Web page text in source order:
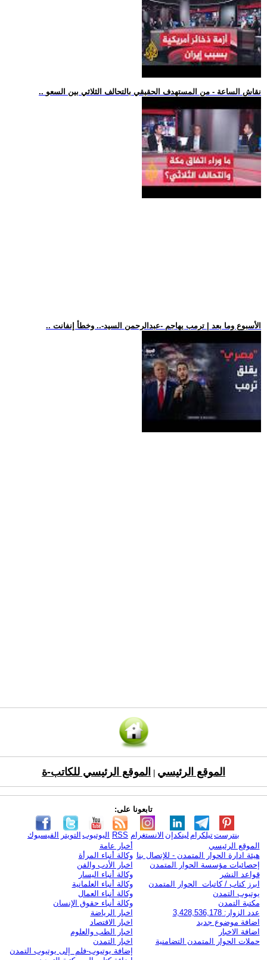
.. نقاش الساعة - من المستهدف الحقيقي بالتحالف الثلاثي بين السعو
.. الأسبوع وما بعد | ترمب يهاجم -عبدالرحمن السيد-.. وخطأ إنفانت
الموقع الرئيسي الموقع الرئيسي للكاتب-ة
تابعونا على:
الفيسبوك التويتر اليوتيوب RSS الانستغرام لينكدإن تيلكرامبنترست
الموقع الرئيسي
هيئة ادارة الحوار المتمدن - للإتصال بنا
إحصائيات مؤسسة الحوار المتمدن
قواعد النشر
ابرز كتاب / كاتبات الحوار المتمدن
يوتيوب التمدن
مكتبة التمدن
عدد الزوار: 3,428,536,178
اضافة موضوع جديد
اضافة الاخبار
حملات الحوار المتمدن التضامنية
أخبار عامة
وكالة أنباء المرأة
اخبار الأدب والفن
وكالة أنباء اليسار
وكالة أنباء العلمانية
وكالة أنباء العمال
وكالة أنباء حقوق الإنسان
اخبار الرياضة
اخبار الاقتصاد
اخبار الطب والعلوم
اخبار التمدن
إضافة يوتيوب-فلم إلى يوتيوب التمدن